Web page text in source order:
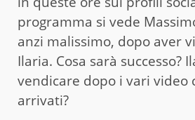
programma si vede
anzi malissimo, dopo aver
Ilaria. Cosa sarà successo?
vendicare dopo i vari video
arrivati?